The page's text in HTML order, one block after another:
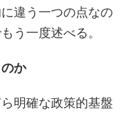
違う一つの点なの
う一度述べる。
か
明確な政策的基盤